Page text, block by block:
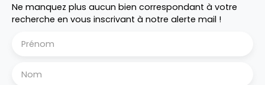
Ne manquez plus aucun bien correspondant à votre
recherche en vous inscrivant à notre alerte mail !
Prénom
Nom